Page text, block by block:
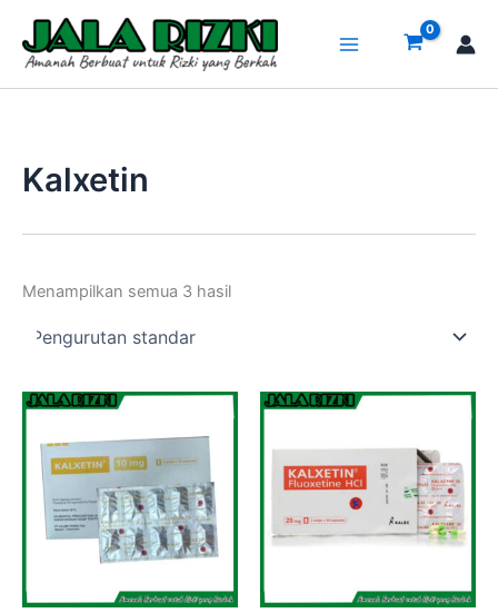
konten
Kalxetin
Menampilkan semua 3 hasil